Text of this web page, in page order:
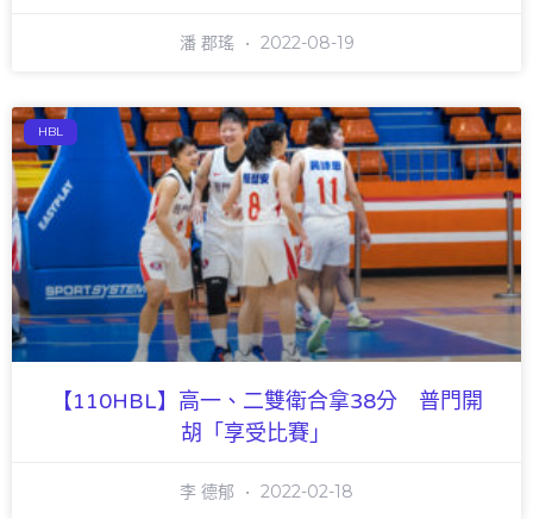
潘 郡瑤 2022-08-19
HBL
【110HBL】高一、二雙衛合拿38分 普門開
胡「享受比賽」
李 德郁 2022-02-18